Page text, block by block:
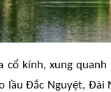
cổ kính, xung
lầu Đắc Nguyệt,